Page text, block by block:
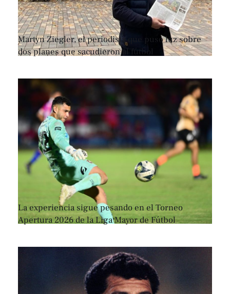
Martyn Ziegler, el periodista que puso luz sobre
dos planes que sacudieron al fútbol
La experiencia sigue pesando en el Torneo
Apertura 2026 de la Liga Mayor de Fútbol